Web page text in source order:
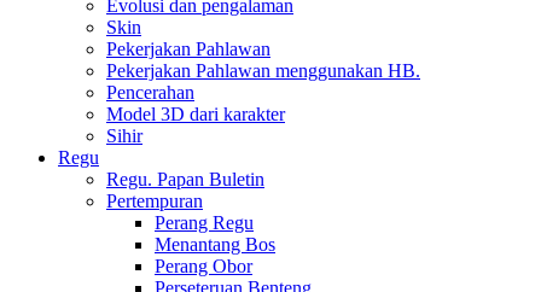
Evolusi dan pengalaman
Skin
Pekerjakan Pahlawan
Pekerjakan Pahlawan menggunakan HB.
Pencerahan
Model 3D dari karakter
Sihir
Regu
Regu. Papan Buletin
Pertempuran
Perang Regu
Menantang Bos
Perang Obor